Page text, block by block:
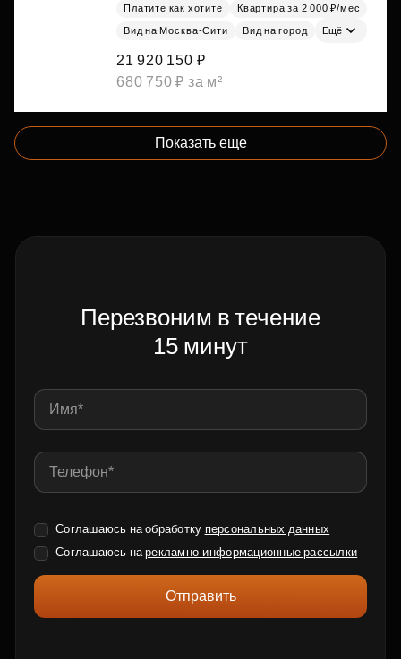
Платите как хотите
Квартира за 2 000 ₽/мес
Вид на Москва-Сити Вид на город Ещё
21 920 150 ₽
680 750 ₽ за м²
Показать еще
Перезвоним в течение
15 минут
Соглашаюсь на обработку персональных данных
Соглашаюсь нарекламно-информационные рассылки
Отправить